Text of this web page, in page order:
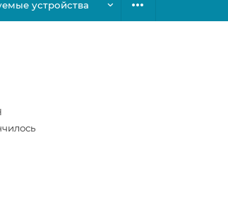
устройства